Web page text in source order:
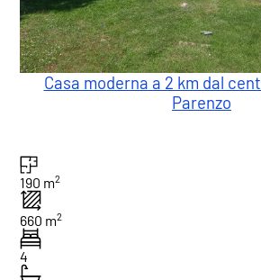
Casa moderna a 2 km dal
Parenzo
190 m2
660 m2
4